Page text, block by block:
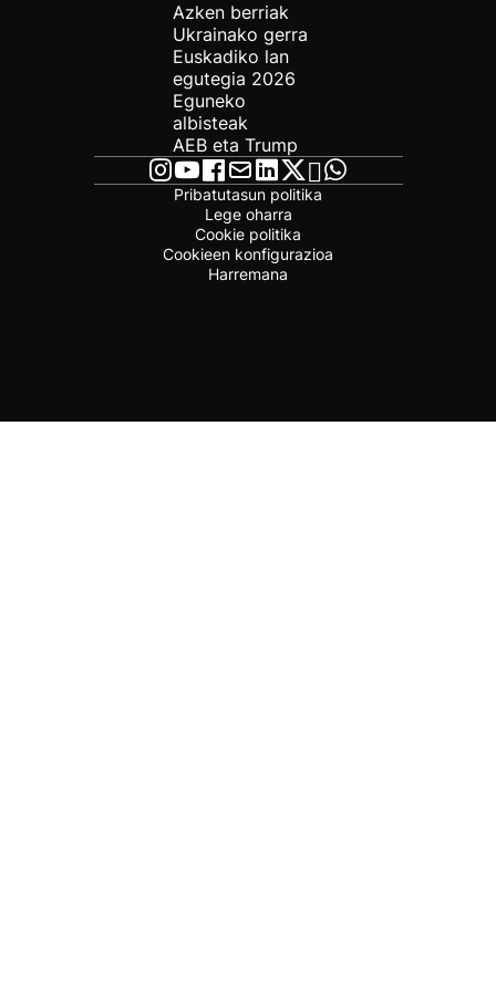
Azken berriak
Ukrainako gerra
Euskadiko lan
egutegia 2026
Eguneko
albisteak
AEB eta Trump
Pribatutasun politika
Lege oharra
Cookie politika
Cookieen konfigurazioa
Harremana